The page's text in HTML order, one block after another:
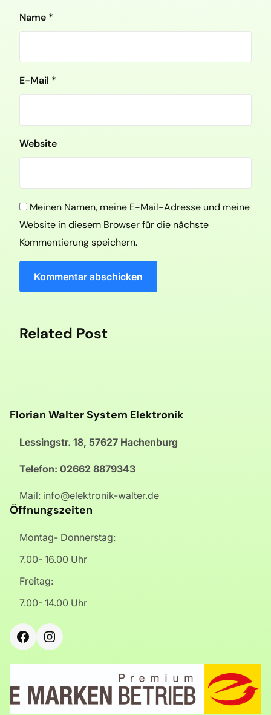
Name *
E-Mail *
Website
Meinen Namen, meine E-Mail-Adresse und meine
Website in diesem Browser für die nächste
Kommentierung speichern.
Kommentar abschicken
Related Post
Florian Walter System Elektronik
Lessingstr. 18, 57627 Hachenburg
Telefon: 02662 8879343
Mail: info@elektronik-walter.de
Öffnungszeiten
Montag- Donnerstag:
7.00- 16.00 Uhr
Freitag:
7.00- 14.00 Uhr
Facebook
Instagram